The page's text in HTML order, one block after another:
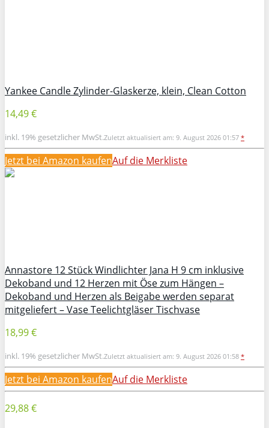
Yankee Candle Zylinder-Glaskerze, klein, Clean Cotton
14,49 €
inkl. 19% gesetzlicher MwSt.Zuletzt aktualisiert am: 9. August 2026 01:57 *
Jetzt bei Amazon kaufenAuf die Merkliste
Annastore 12 Stück Windlichter Jana H 9 cm inklusive
Dekoband und 12 Herzen mit Öse zum Hängen –
Dekoband und Herzen als Beigabe werden separat
mitgeliefert – Vase Teelichtgläser Tischvase
18,99 €
inkl. 19% gesetzlicher MwSt.Zuletzt aktualisiert am: 9. August 2026 01:58 *
Jetzt bei Amazon kaufenAuf die Merkliste
29,88 €